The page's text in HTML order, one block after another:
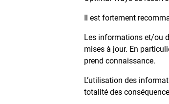
Il est fortement
Les informations et/ou
mises à jour. En
prend connaissance.
L’utilisation des
totalité des